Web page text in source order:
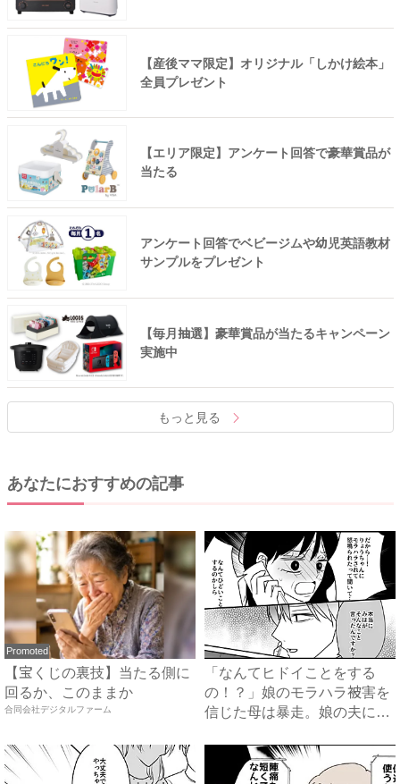
【産後ママ限定】オリジナル「しかけ絵本」
全員プレゼント
【エリア限定】アンケート回答で豪華賞品が
当たる
アンケート回答でベビージムや幼児英語教材
サンプルをプレゼント
【毎月抽選】豪華賞品が当たるキャンペーン
実施中
もっと見る
あなたにおすすめの記事
Promoted
【宝くじの裏技】当たる側に
回るか、このままか
合同会社デジタルファーム
「なんてヒドイことをする
の！？」娘のモラハラ被害を
信じた母は暴走。娘の夫に電